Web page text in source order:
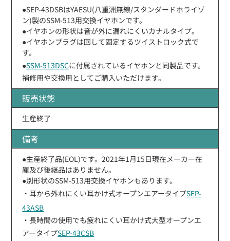
●SEP-43DSBはYAESU(八重洲無線/スタンダードホライゾ
ン)製のSSM-513用交換イヤホンです。
●イヤホンの形状は音が外に漏れにくいカナルタイプ。
●イヤホンプラグは回して固定するツイストロック式で
す。
●SSM-513DSCに付属されているイヤホンと同製品です。
補修用や交換用としてご購入いただけます。
販売状態
生産終了
備考
●生産終了品(EOL)です。2021年1月15日現在メーカー在
庫及び後継品はありません。
●別形状のSSM-513用交換イヤホンもあります。
・耳から外れにくい耳かけ式オープンエアータイプSEP-
43ASB
・長時間の使用でも疲れにくい耳かけ式大型オープンエ
アータイプSEP-43CSB